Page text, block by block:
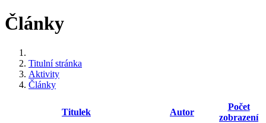
Články
Titulní stránka
Aktivity
Články
Titulek Autor
Počet
zobrazení